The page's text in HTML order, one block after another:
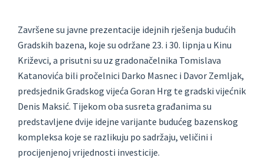
Završene su javne prezentacije idejnih rješenja budućih
Gradskih bazena, koje su održane 23. i 30. lipnja u Kinu
Križevci, a prisutni su uz gradonačelnika Tomislava
Katanovića bili pročelnici Darko Masnec i Davor Zemljak,
predsjednik Gradskog vijeća Goran Hrg te gradski vijećnik
Denis Maksić. Tijekom oba susreta građanima su
predstavljene dvije idejne varijante budućeg bazenskog
kompleksa koje se razlikuju po sadržaju, veličini i
procijenjenoj vrijednosti investicije.